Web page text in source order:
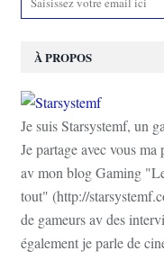
À PROPOS
Je suis Starsystemf, un
Je partage avec vous
av mon blog Gaming
tout" (http://
de gameurs av des
également je parle de